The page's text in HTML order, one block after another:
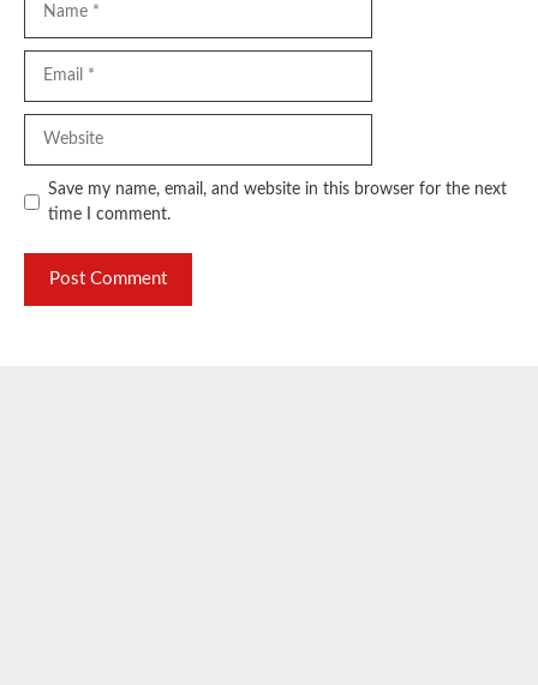
Save my name, email, and website in this browser for the next
time I comment.